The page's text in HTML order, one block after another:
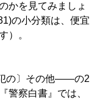
かを見てみましょ
の小分類は、便宜
）。
の〕その他――の2
警察白書』では、